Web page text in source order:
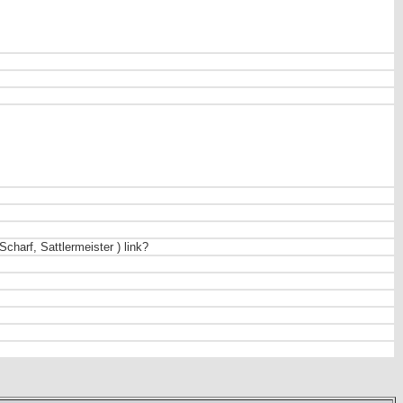
Sattlermeister ) link?